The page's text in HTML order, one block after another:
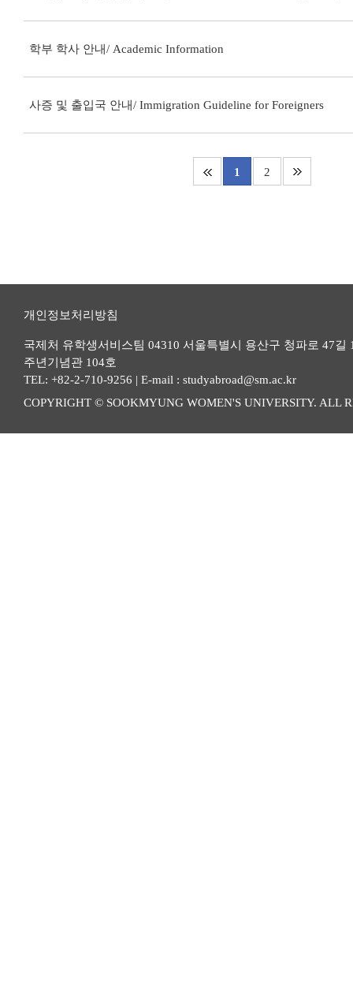
학부 학사 안내/ Academic Information
사증 및 출입국 안내/ Immigration Guideline for Foreigners
1 2
개인정보처리방침
국제처 유학생서비스팀 04310 서울특별시 용산구 청파로 47길
주년기념관 104호
TEL: +82-2-710-9256 | E-mail : studyabroad@sm.ac.kr
COPYRIGHT © SOOKMYUNG WOMEN'S UNIVERSITY. ALL